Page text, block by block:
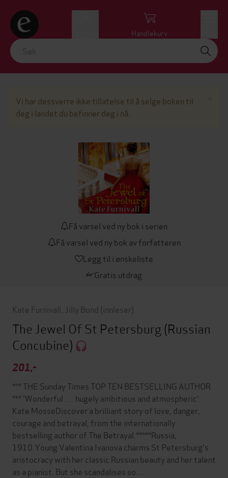
Handlekurv
Vi har dessverre ikke tillatelse til å selge boken til
deg i landet du befinner deg i nå.
Få varsel ved ny bok i serien
Få varsel ved ny bok av forfatteren
Legg til i ønskeliste
Gratis utdrag
Kate Furnivall Jilly Bond (innleser)
The Jewel Of St Petersburg (Russian
Concubine)
201,-
*** THE Sunday Times TOP TEN BESTSELLING AUTHOR
*** 'Wonderful . . . hugely ambitious and atmospheric'
Kate MosseDiscover a brilliant story of love, danger,
courage and betrayal, from the internationally
bestselling author of The Betrayal.*****Russia,
1910.Young Valentina Ivanova charms St Petersburg's
aristocracy with her classic Russian beauty and her talent
as a pianist. But she scandalises so…